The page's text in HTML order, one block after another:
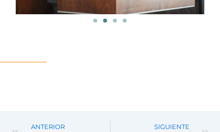
Prev
ANTERIOR SIGUIENTE